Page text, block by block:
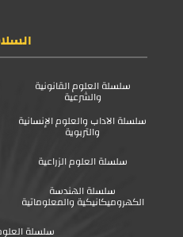
سلسلة العلوم القانونية
والشرعية
سلسلة الآداب والعلوم الإنسانية
والتربوية
سلسلة العلوم الزراعية
سلسلة الهندسة
الكهروميكانيكية والمعلوماتية
سلسلة